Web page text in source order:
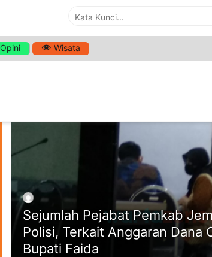
Opini Wisata
HASHTAG:PEJABAT PEMKAB JEMBER
Sejumlah Pejabat Pemkab
Polisi, Terkait Anggaran Dana
Bupati Faida